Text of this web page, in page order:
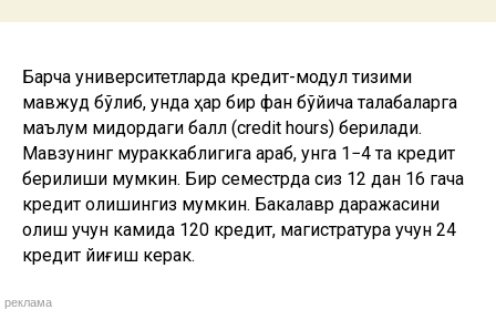
Барча университетларда кредит-модул тизими
мавжуд бўлиб, унда ҳар бир фан бўйича талабаларга
маълум миқдордаги балл (credit hours) берилади.
Мавзунинг мураккаблигига қараб, унга 1−4 та кредит
берилиши мумкин. Бир семестрда сиз 12 дан 16 гача
кредит олишингиз мумкин. Бакалавр даражасини
олиш учун камида 120 кредит, магистратура учун 24
кредит йиғиш керак.
реклама